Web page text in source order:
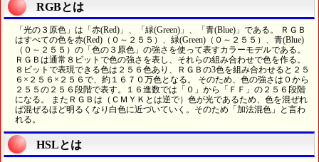
RGBとは
「光の３原色」は「赤(Red)」、「緑(Green)」、「青(Blue)」である。 ＲＧＢ
はすべての色を赤(Red)（０～２５５）、緑(Green)（０～２５５）、青(Blue)
（０～２５５）の「色の３原色」の強さを使って表すカラーモデルである。
ＲＧＢは通常８ビットで色の強さを表し、それらの組み合わせで色を作る。
８ビットで表現できる色は２５６色あり、ＲＧＢの3色を組み合わせると２５
６×２５６×２５６で、約１６７０万色となる。 そのため、色の強さは０から
２５５の２５６段階で表す。１６進数では「０」から「ＦＦ」の２５６段階
になる。 またＲＧＢは（ＣＭＹＫとは逆で）色が光であるため、色を混ぜれ
ば混ぜるほど明るくなり白色に近づいていく。そのため「加法混色」と言わ
れる。
HSLとは